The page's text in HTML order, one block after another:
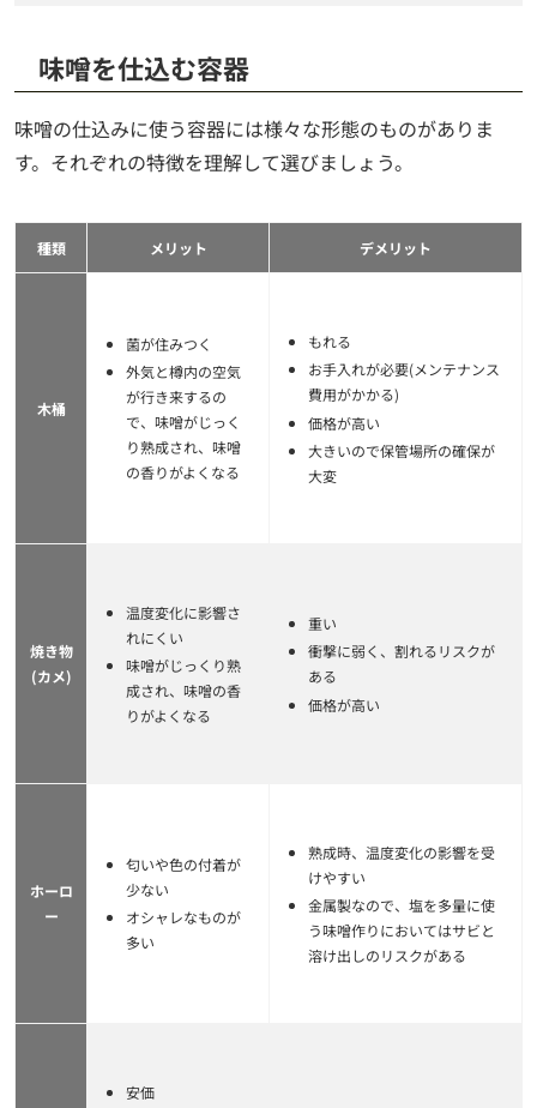
味噌を仕込む容器
味噌の仕込みに使う容器には様々な形態のものがありま
す。それぞれの特徴を理解して選びましょう。
種類 メリット デメリット
木桶
菌が住みつく
外気と樽内の空気
が行き来するの
で、味噌がじっく
り熟成され、味噌
の香りがよくなる
もれる
お手入れが必要(メンテナンス
費用がかかる)
価格が高い
大きいので保管場所の確保が
大変
焼き物
(カメ)
温度変化に影響さ
れにくい
味噌がじっくり熟
成され、味噌の香
りがよくなる
重い
衝撃に弱く、割れるリスクが
ある
価格が高い
ホーロ
ー
匂いや色の付着が
少ない
オシャレなものが
多い
熟成時、温度変化の影響を受
けやすい
金属製なので、塩を多量に使
う味噌作りにおいてはサビと
溶け出しのリスクがある
安価